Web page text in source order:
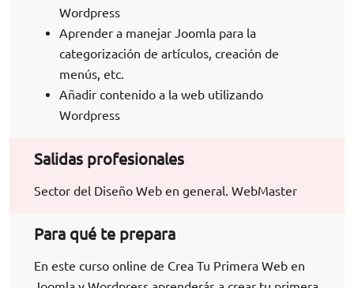
Wordpress
Aprender a manejar Joomla para la
categorización de artículos, creación de
menús, etc.
Añadir contenido a la web utilizando
Wordpress
Salidas profesionales
Sector del Diseño Web en general. WebMaster
Para qué te prepara
En este curso online de Crea Tu Primera Web en